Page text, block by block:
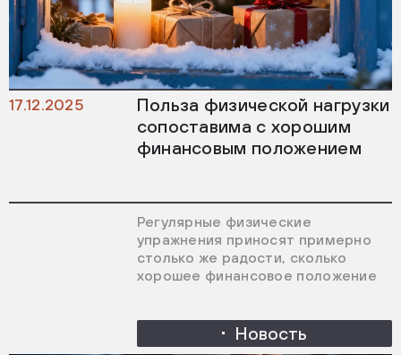
17.12.2025
Польза физической нагрузки
сопоставима с хорошим
финансовым положением
Регулярные физические
упражнения приносят примерно
столько же радости, сколько
хорошее финансовое положение
Новость